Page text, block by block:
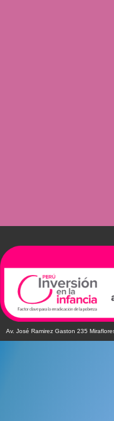
Av. José Ramirez Gaston 235